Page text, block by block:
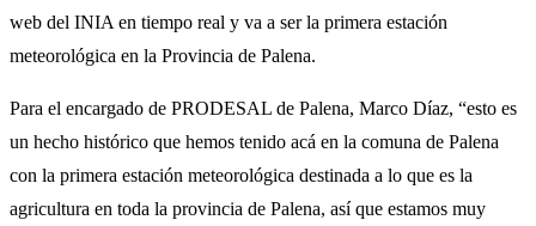
web del INIA en tiempo real y va a ser la primera estación
meteorológica en la Provincia de Palena.
Para el encargado de PRODESAL de Palena, Marco Díaz, “esto es
un hecho histórico que hemos tenido acá en la comuna de Palena
con la primera estación meteorológica destinada a lo que es la
agricultura en toda la provincia de Palena, así que estamos muy